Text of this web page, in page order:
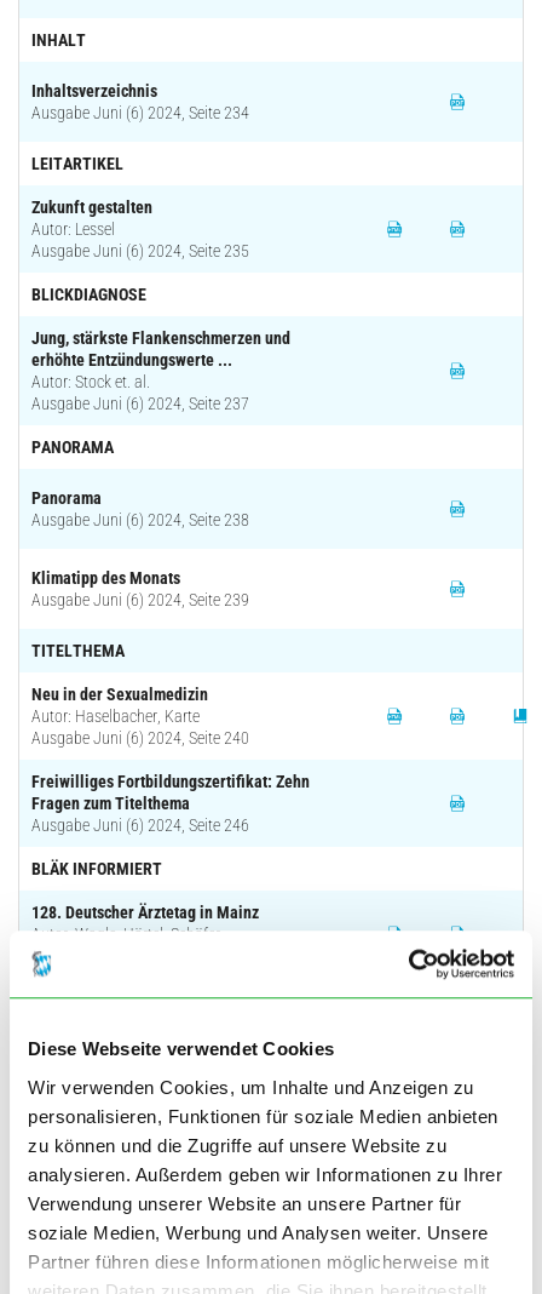
Diese Webseite verwendet Cookies
Wir verwenden Cookies, um Inhalte und Anzeigen zu
personalisieren, Funktionen für soziale Medien anbieten
zu können und die Zugriffe auf unsere Website zu
analysieren. Außerdem geben wir Informationen zu Ihrer
Verwendung unserer Website an unsere Partner für
soziale Medien, Werbung und Analysen weiter. Unsere
Partner führen diese Informationen möglicherweise mit
INHALT
Inhaltsverzeichnis
Ausgabe Juni (6) 2024, Seite 234
LEITARTIKEL
Zukunft gestalten
Autor: Lessel
Ausgabe Juni (6) 2024, Seite 235
BLICKDIAGNOSE
Jung, stärkste Flankenschmerzen und
erhöhte Entzündungswerte ...
Autor: Stock et. al.
Ausgabe Juni (6) 2024, Seite 237
PANORAMA
Panorama
Ausgabe Juni (6) 2024, Seite 238
Klimatipp des Monats
Ausgabe Juni (6) 2024, Seite 239
TITELTHEMA
Neu in der Sexualmedizin
Autor: Haselbacher, Karte
Ausgabe Juni (6) 2024, Seite 240
Freiwilliges Fortbildungszertifikat: Zehn
Fragen zum Titelthema
Ausgabe Juni (6) 2024, Seite 246
BLÄK INFORMIERT
128. Deutscher Ärztetag in Mainz
Autor: Wagle, Härtel, Schäfer
Ausgabe Juni (6) 2024, Seite 248
Ärztliche Weiterbildung – Wunsch und
Autor: Wagle
Internationale Konferenz in München
berät über Deklaration von Helsinki
Autor: Härtel
Ausgabe Juni (6) 2024, Seite 257
Aus der praktischen Prüfung der MFA –
Fall 24: Pneumonie
Ausgabe Juni (6) 2024, Seite 258